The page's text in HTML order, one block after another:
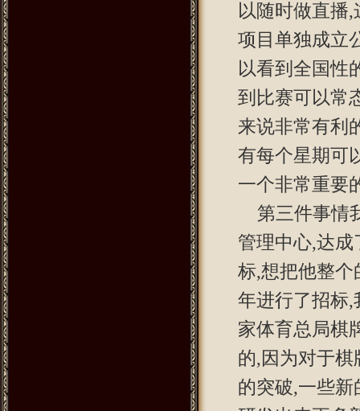
以随时做直播
项目单独成立
以看到全国性
到比赛可以常
来说非常有利
有每个星期可
一个非常重要
第三件事情
管理中心,达
标,想把他整个
年进行了招标,
家体育总局棋
的,因为对于
的突破,一些